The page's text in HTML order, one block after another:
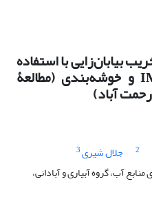
بیابان‌زایی با استفاده
از مدل بیابان‌زایی IMDPA و خوشه‌بندی (مطالعۀ
آباد)
2 جلال شیری3
آب، گروه آبیاری و آبادانی،